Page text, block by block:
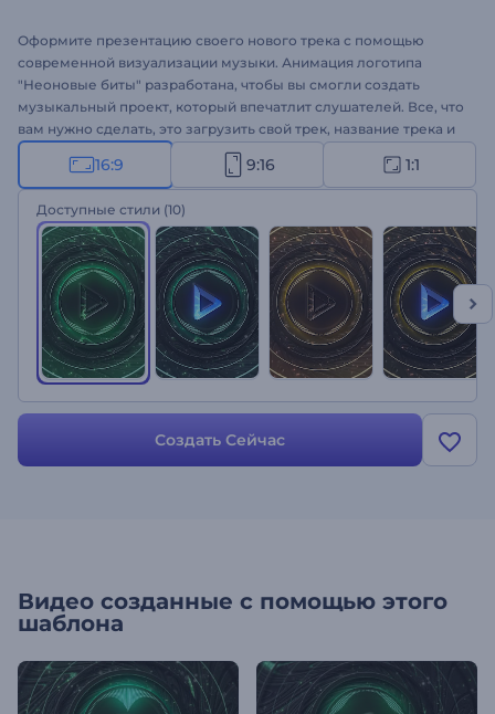
Оформите презентацию своего нового трека с помощью
современной визуализации музыки. Анимация логотипа
"Неоновые биты" разработана, чтобы вы смогли создать
музыкальный проект, который впечатлит слушателей. Все, что
вам нужно сделать, это загрузить свой трек, название трека и
имя исполнителя, добавить логотип, и вы получите
качественную визуализацию музыки всего за несколько
кликов, которая улучшит музыкальный опыт слушателей.
Шаблон идеально подходит для оформления промо для техно,
хип-хопа, электронной и танцевальной музыки. Продвигайте
новые синглы и альбомы. Создайте свою анимацию!
16:9 9:16 1:1
Доступные стили (10)
Создать Сейчас
Видео созданные с помощью этого
шаблона